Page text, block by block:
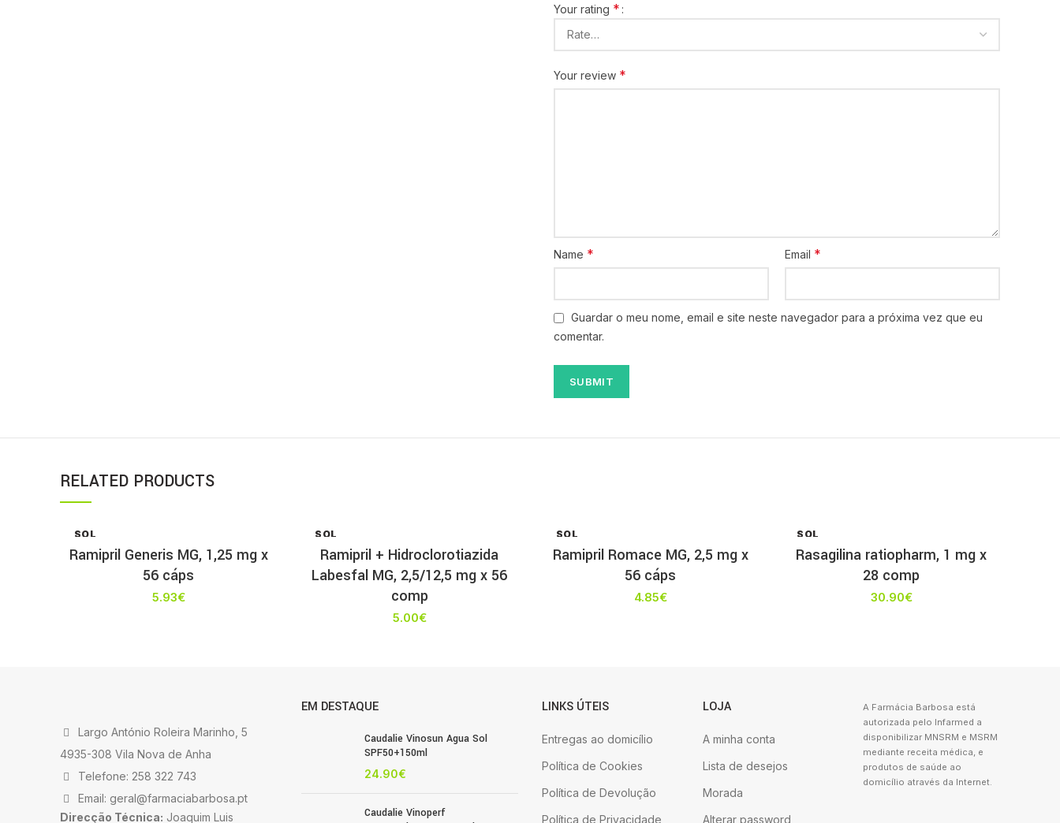
Your rating *
Your review *
Name * Email *
Guardar o meu nome, email e site neste navegador para a próxima vez que eu
comentar.
RELATED PRODUCTS
SOL
T
Ramipril Generis MG, 1,25 mg x
56 cáps
5.93€
SOL
T
Ramipril + Hidroclorotiazida
Labesfal MG, 2,5/12,5 mg x 56
comp
5.00€
SOL
T
Ramipril Romace MG, 2,5 mg x
56 cáps
4.85€
SOL
T
Rasagilina ratiopharm, 1 mg x
28 comp
30.90€
Largo António Roleira Marinho, 5
4935-308 Vila Nova de Anha
Telefone: 258 322 743
Email: geral@farmaciabarbosa.pt
Direcção Técnica: Joaquim Luis
EM DESTAQUE
Caudalie Vinosun Agua Sol
SPF50+150ml
24.90€
Caudalie Vinoperf
LINKS ÚTEIS
Entregas ao domicílio
Política de Cookies
Política de Devolução
Política de Privacidade
LOJA
A minha conta
Lista de desejos
Morada
Alterar password
A Farmácia Barbosa está
autorizada pelo Infarmed a
disponibilizar MNSRM e MSRM
mediante receita médica, e
produtos de saúde ao
domicílio através da Internet.